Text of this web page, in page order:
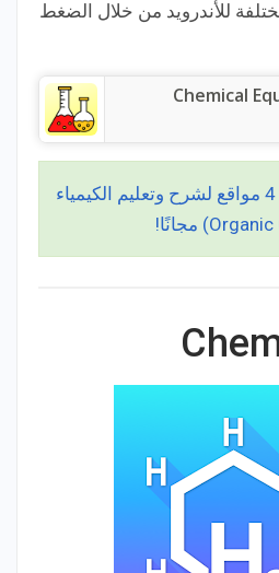
للأندرويد من خلال الضغط
Chemical
أفضل 4 مواقع لشرح وتعليم الكيمياء